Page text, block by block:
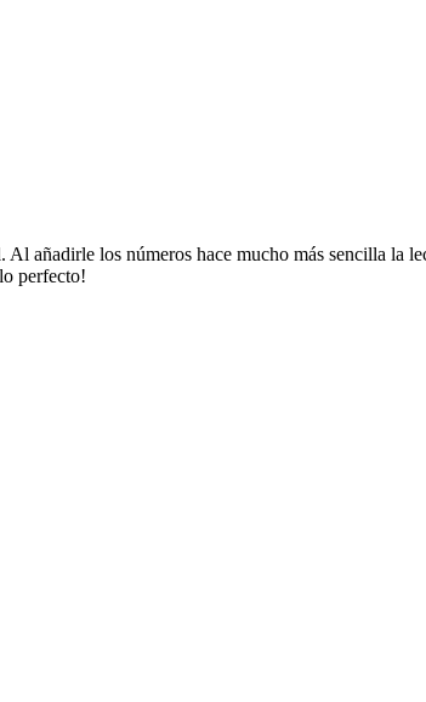
. Al añadirle los números hace mucho más sencilla la
perfecto!